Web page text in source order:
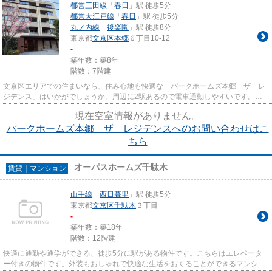
都営三田線 「 春日 」駅 徒歩5分
都営大江戸線 「 春日 」駅 徒歩5分
丸ノ内線 「 後楽園 」駅 徒歩8分
東京都文京区本郷 ６丁目10-12
-
築年数：築8年
階数：7階建
文京区エリアでの住まいなら、住み心地も快適な「パークホームズ本郷 ザ レ
ジデンス」はいかがでしょうか。周辺に2駅あるので電車通勤しやすいです。徒
現在空室情報がありません。
パークホームズ本郷 ザ レジデンスへのお問い合わせはこ
ちら
賃貸｜マンション オーパスホームズ千駄木
山手線 「 西日暮里 」駅 徒歩5分
東京都文京区千駄木 ３丁目
-
築年数：築18年
階数：12階建
快適に通勤や通学ができる、徒歩5分に駅がある物件です。こちらはエレベータ
ー付きの物件です。外装もおしゃれで快適な生活をおくることができるマンショ